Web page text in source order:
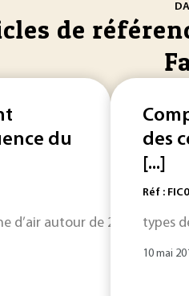
de
du
d’air autour de 220 Hz
des
[...]
Réf :
types
10 mai